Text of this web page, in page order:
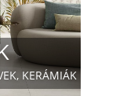
KERÁMIÁK